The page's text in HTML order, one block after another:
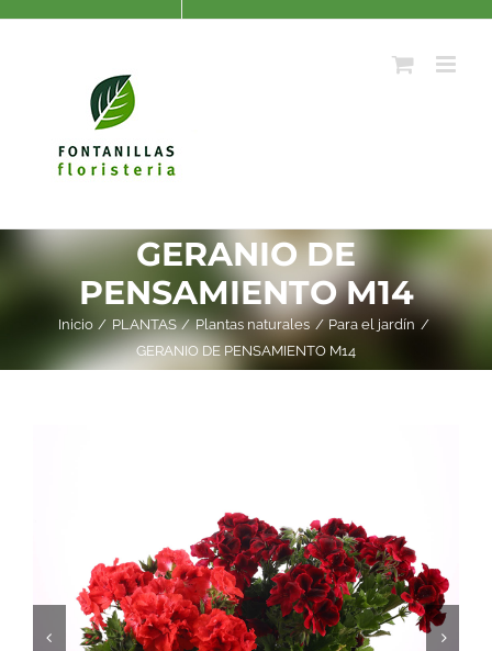
GERANIO DE
PENSAMIENTO M14
Inicio PLANTAS Plantas naturales
Para el jardín
GERANIO DE PENSAMIENTO M14